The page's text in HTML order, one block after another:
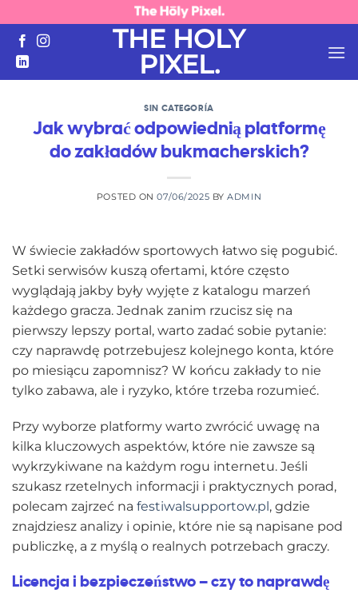
to
content
THE HOLY
PIXEL.
SIN CATEGORÍA
Jak wybrać odpowiednią platformę
do zakładów bukmacherskich?
POSTED ON07/06/2025 BYADMIN
W świecie zakładów sportowych łatwo się pogubić.
Setki serwisów kuszą ofertami, które często
wyglądają jakby były wyjęte z katalogu marzeń
każdego gracza. Jednak zanim rzucisz się na
pierwszy lepszy portal, warto zadać sobie pytanie:
czy naprawdę potrzebujesz kolejnego konta, które
po miesiącu zapomnisz? W końcu zakłady to nie
tylko zabawa, ale i ryzyko, które trzeba rozumieć.
Przy wyborze platformy warto zwrócić uwagę na
kilka kluczowych aspektów, które nie zawsze są
wykrzykiwane na każdym rogu internetu. Jeśli
szukasz rzetelnych informacji i praktycznych porad,
polecam zajrzeć na festiwalsupportow.pl , gdzie
znajdziesz analizy i opinie, które nie są napisane pod
publiczkę, a z myślą o realnych potrzebach graczy.
Licencja i bezpieczeństwo – czy to naprawdę